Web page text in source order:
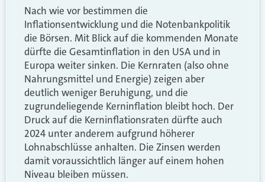
Nach wie vor bestimmen die
Inflationsentwicklung und die Notenbankpolitik
die Börsen. Mit Blick auf die kommenden Monate
dürfte die Gesamtinflation in den USA und in
Europa weiter sinken. Die Kernraten (also ohne
Nahrungsmittel und Energie) zeigen aber
deutlich weniger Beruhigung, und die
zugrundeliegende Kerninflation bleibt hoch. Der
Druck auf die Kerninflationsraten dürfte auch
2024 unter anderem aufgrund höherer
Lohnabschlüsse anhalten. Die Zinsen werden
damit voraussichtlich länger auf einem hohen
Niveau bleiben müssen.